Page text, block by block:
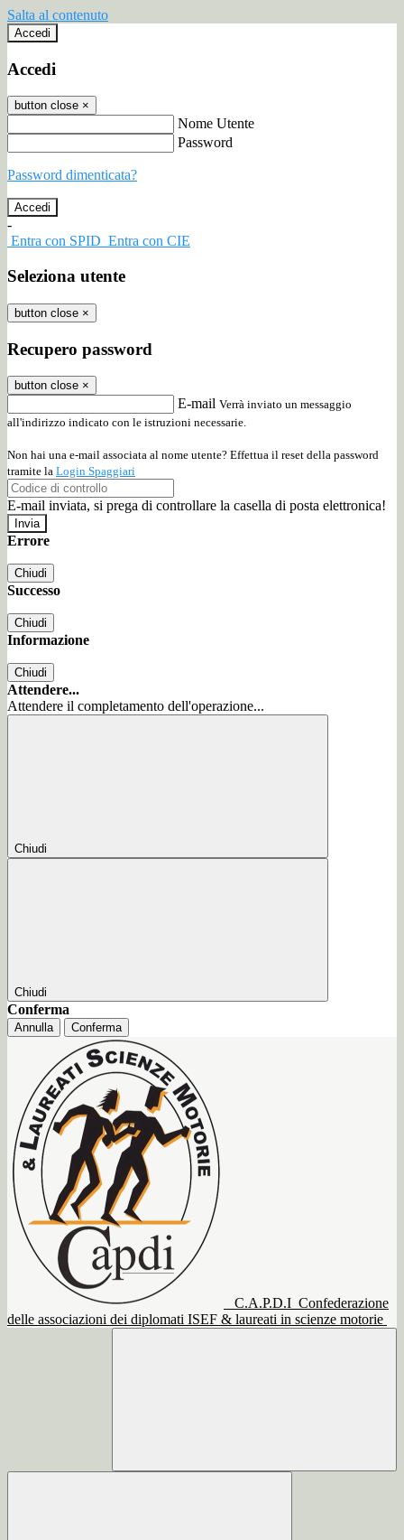
Salta al contenuto
Accedi
Accedi
button close ×
Nome Utente
Password
Password dimenticata?
-
Entra con SPID Entra con CIE
Seleziona utente
button close ×
Recupero password
button close ×
E-mail Verrà inviato un messaggio
all'indirizzo indicato con le istruzioni necessarie.
Non hai una e-mail associata al nome utente? Effettua il reset della password
tramite la Login Spaggiari
E-mail inviata, si prega di controllare la casella di posta elettronica!
Errore
Chiudi
Successo
Chiudi
Informazione
Chiudi
Attendere...
Attendere il completamento dell'operazione...
Chiudi
Chiudi
Conferma
Annulla Conferma
C.A.P.D.I Confederazione
delle associazioni dei diplomati ISEF & laureati in scienze motorie